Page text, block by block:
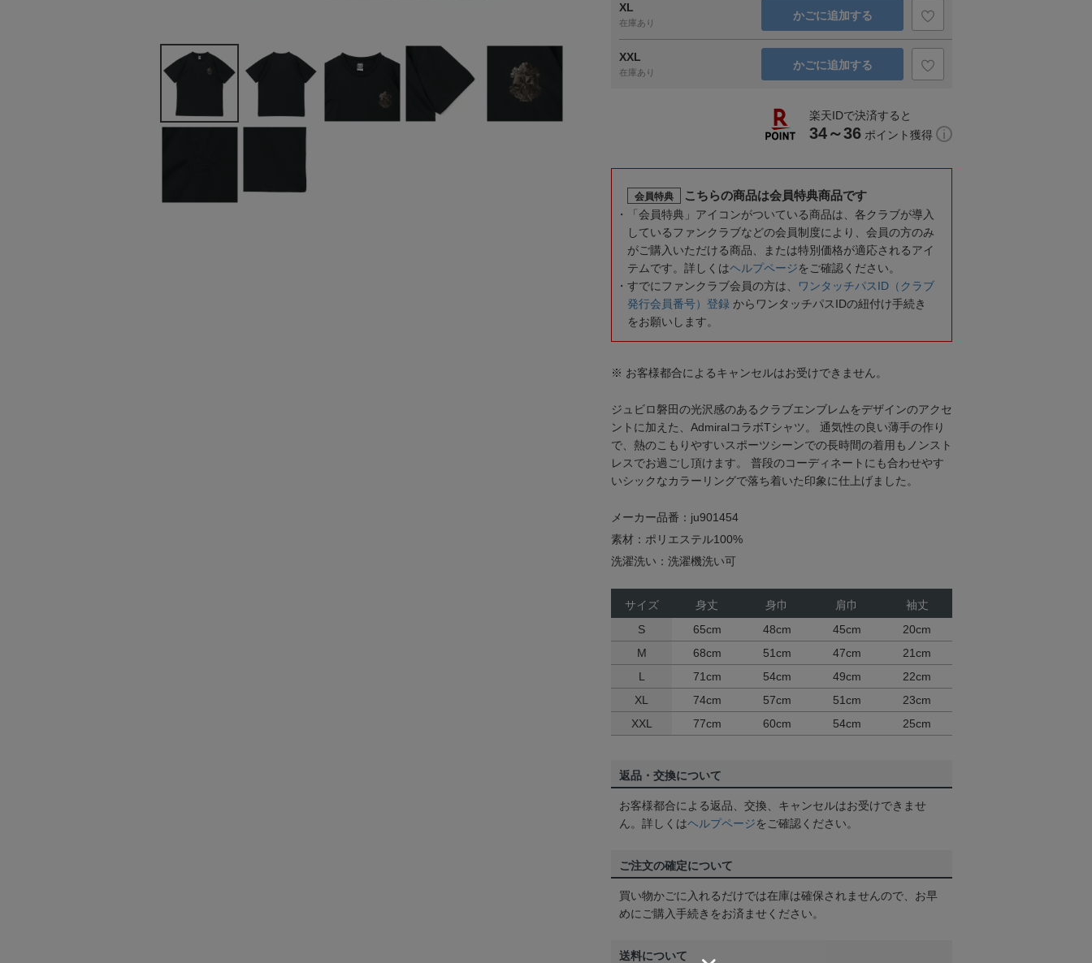
XL
在庫あり
かごに追加する
XXL
在庫あり
かごに追加する
楽天IDで決済すると
34～36 ポイント獲得
会員特典 こちらの商品は会員特典商品です
「会員特典」アイコンがついている商品は、各クラブが導入
しているファンクラブなどの会員制度により、会員の方のみ
がご購入いただける商品、または特別価格が適応されるアイ
テムです。詳しくはヘルプページをご確認ください。
すでにファンクラブ会員の方は、
ワンタッチパスID（クラブ
発行会員番号）登録 からワンタッチパスIDの紐付け手続き
をお願いします。
※ お客様都合によるキャンセルはお受けできません。
ジュビロ磐田の光沢感のあるクラブエンブレムをデザインのアクセ
ントに加えた、AdmiralコラボTシャツ。 通気性の良い薄手の作り
で、熱のこもりやすいスポーツシーンでの長時間の着用もノンスト
レスでお過ごし頂けます。 普段のコーディネートにも合わせやす
いシックなカラーリングで落ち着いた印象に仕上げました。
メーカー品番：ju901454
素材：ポリエステル100%
洗濯洗い：洗濯機洗い可
サイズ 身丈 身巾 肩巾
袖丈
S
65cm 48cm 45cm
20cm
M
68cm 51cm 47cm
21cm
L
71cm 54cm 49cm
22cm
XL
74cm 57cm 51cm
23cm
XXL
77cm 60cm 54cm 25cm
返品・交換について
お客様都合による返品、交換、キャンセルはお受けできませ
ん。詳しくはヘルプページをご確認ください。
ご注文の確定について
買い物かごに入れるだけでは在庫は確保されませんので、お早
めにご購入手続きをお済ませください。
送料について